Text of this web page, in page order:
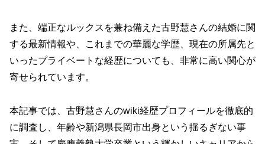
また、端正なルックスを兼ね備えた古野慧さんの結婚に関
する最新情報や、これまでの華麗な学歴、現在の所属先と
いったプライベートな経歴についても、非常に高い関心が
寄せられています。
本記事では、古野慧さんのwiki経歴プロフィールを徹底的
に調査し、年齢や新潟県長岡市出身という揺るぎない事